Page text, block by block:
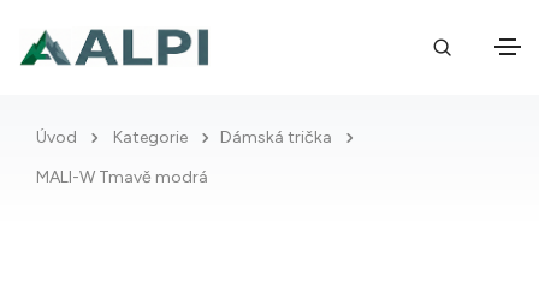
Úvod Kategorie
Dámská trička
MALI-W Tmavě modrá